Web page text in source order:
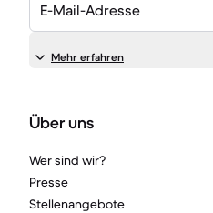
E-Mail-Adresse
Mehr erfahren
Über uns
Wer sind wir?
Presse
Stellenangebote